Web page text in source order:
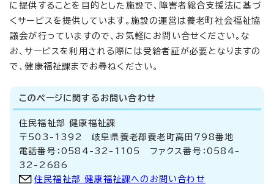
に提供することを目的とした施設で、障害者総合支援法に基づ
くサービスを提供しています。施設の運営は養老町社会福祉協
議会が行っていますので、お気軽にお問い合せください。な
お、サービスを利用される際には受給者証が必要となりますの
で、健康福祉課までお尋ねください。
このページに関する お問い合わせ
住民福祉部 健康福祉課
〒503-1392 岐阜県養老郡養老町高田798番地
電話番号：0584-32-1105 ファクス番号：0584-
32-2686
住民福祉部 健康福祉課へのお問い合わせ